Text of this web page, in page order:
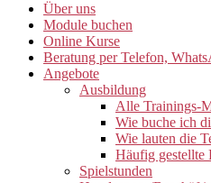
Über uns
Module buchen
Online Kurse
Beratung per Telefon,
Angebote
Ausbildung
Alle Trainings-
Wie buche ich
Wie lauten die
Häufig gestellte
Spielstunden